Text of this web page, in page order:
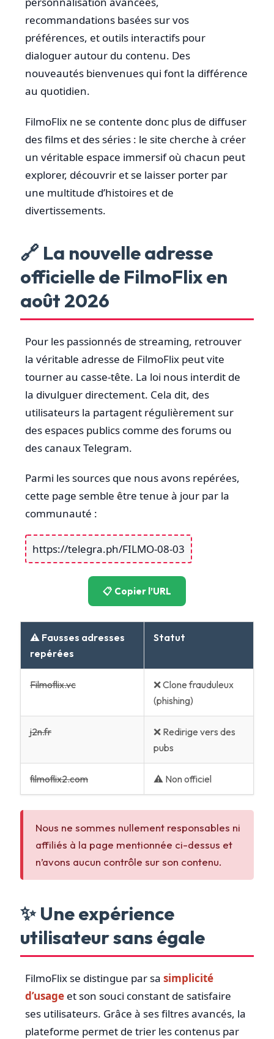
recommandations basées sur vos
préférences, et outils interactifs pour
dialoguer autour du contenu. Des
nouveautés bienvenues qui font la différence
au quotidien.
FilmoFlix ne se contente donc plus de diffuser
des films et des séries : le site cherche à créer
un véritable espace immersif où chacun peut
explorer, découvrir et se laisser porter par
une multitude d’histoires et de
divertissements.
🔗 La nouvelle adresse
officielle de FilmoFlix en
août 2026
Pour les passionnés de streaming, retrouver
la véritable adresse de FilmoFlix peut vite
tourner au casse-tête. La loi nous interdit de
la divulguer directement. Cela dit, des
utilisateurs la partagent régulièrement sur
des espaces publics comme des forums ou
des canaux Telegram.
Parmi les sources que nous avons repérées,
cette page semble être tenue à jour par la
communauté :
https://telegra.ph/FILMO-08-03
📋 Copier l’URL
⚠️ Fausses adresses
repérées
Statut
Filmoflix.vc
❌ Clone frauduleux
(phishing)
j2n.fr
❌ Redirige vers des
pubs
filmoflix2.com ⚠️ Non officiel
Nous ne sommes nullement responsables ni
affiliés à la page mentionnée ci-dessus et
n’avons aucun contrôle sur son contenu.
✨ Une expérience
utilisateur sans égale
FilmoFlix se distingue par sa simplicité
d’usage et son souci constant de satisfaire
ses utilisateurs. Grâce à ses filtres avancés, la
plateforme permet de trier les contenus par